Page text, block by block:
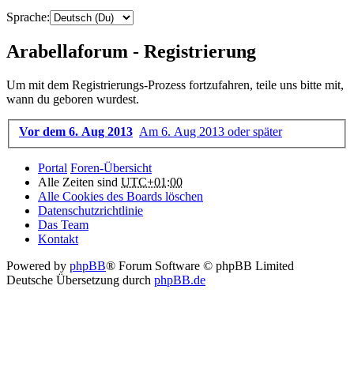
Sprache:
Arabellaforum - Registrierung
Um mit dem Registrierungs-Prozess fortzufahren, teile uns bitte mit,
wann du geboren wurdest.
Vor dem 6. Aug 2013 Am 6. Aug 2013 oder später
Portal Foren-Übersicht
Alle Zeiten sind UTC+01:00
Alle Cookies des Boards löschen
Datenschutzrichtlinie
Das Team
Kontakt
Powered by phpBB® Forum Software © phpBB Limited
Deutsche Übersetzung durch phpBB.de